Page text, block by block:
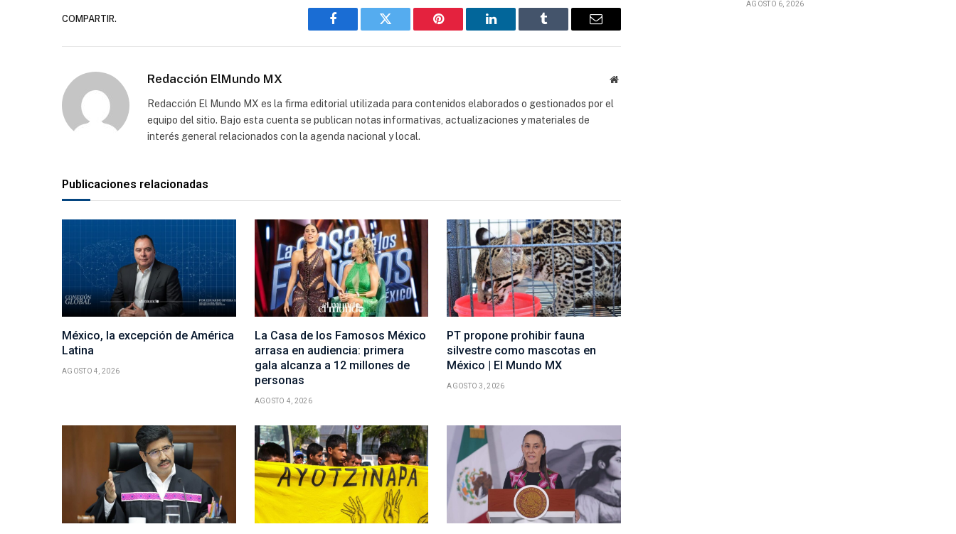
COMPARTIR.
Facebook Gorjeo Pinterest LinkedIn Tumblr
Correo
Redacción ElMundo MX
Sitio
Redacción El Mundo MX es la firma editorial utilizada para contenidos elaborados o gestionados por el
equipo del sitio. Bajo esta cuenta se publican notas informativas, actualizaciones y materiales de
interés general relacionados con la agenda nacional y local.
Publicaciones relacionadas
México, la excepción de América
Latina
AGOSTO 4, 2026
La Casa de los Famosos México
arrasa en audiencia: primera
gala alcanza a 12 millones de
personas
AGOSTO 4, 2026
PT propone prohibir fauna
silvestre como mascotas en
México | El Mundo MX
AGOSTO 3, 2026
AGOSTO 6, 2026